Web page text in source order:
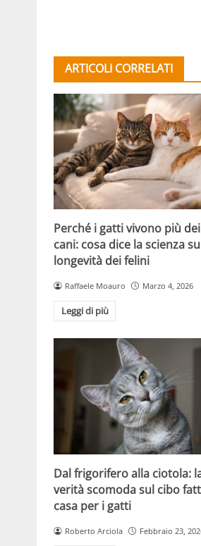
ARTICOLI CORRELATI
Perché i gatti vivono più dei
cani: cosa dice la scienza
longevità dei felini
Raffaele Moauro Marzo 4, 2026
Leggi di più
Dal frigorifero alla ciotola:
verità scomoda sul cibo
casa per i gatti
Roberto Arciola Febbraio 23,